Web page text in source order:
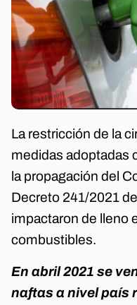
La restricción de la
medidas adoptadas
la propagación del
Decreto 241/2021
impactaron de lleno
combustibles.
En abril 2021 se
naftas a nivel país